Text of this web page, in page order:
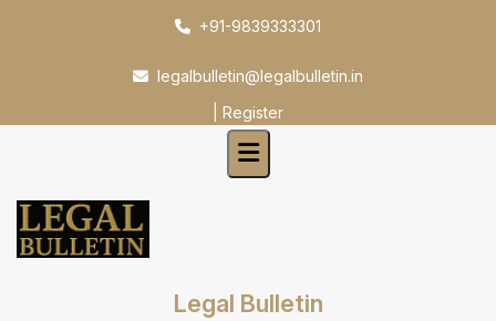
+91-9839333301
legalbulletin@legalbulletin.in
Register
Legal Bulletin